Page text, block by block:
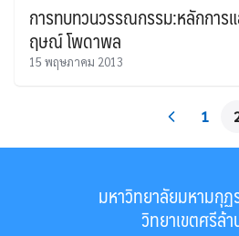
การทบทวนวรรณกรรม:หลักการแ
ฤษณ์ โพดาพล
15 พฤษภาคม 2013
1
มหาวิทยาลัยมหามกุฏ
วิทยาเขตศรีล้